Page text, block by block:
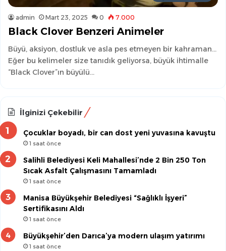
admin Mart 23, 2025 0 7.000
Black Clover Benzeri Animeler
Büyü, aksiyon, dostluk ve asla pes etmeyen bir kahraman…
Eğer bu kelimeler size tanıdık geliyorsa, büyük ihtimalle
“Black Clover”ın büyülü…
İlginizi Çekebilir
Çocuklar boyadı, bir can dost yeni yuvasına kavuştu
1 saat önce
Salihli Belediyesi Keli Mahallesi’nde 2 Bin 250 Ton
Sıcak Asfalt Çalışmasını Tamamladı
1 saat önce
Manisa Büyükşehir Belediyesi “Sağlıklı İşyeri”
Sertifikasını Aldı
1 saat önce
Büyükşehir’den Darıca’ya modern ulaşım yatırımı
1 saat önce